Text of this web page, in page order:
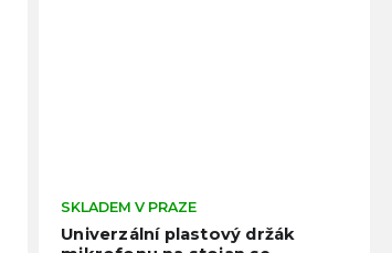
Průměrné
hodnoceníUniverzální plastový držák
SKLADEM V PRAZE